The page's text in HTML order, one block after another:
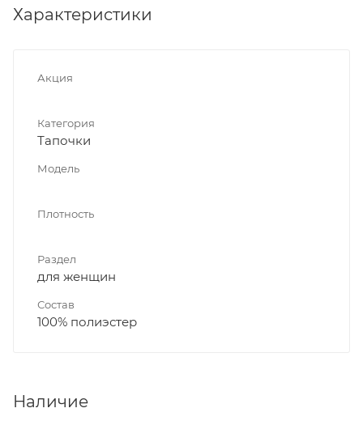
Характеристики
Акция
Категория
Тапочки
Модель
Плотность
Раздел
для женщин
Состав
100% полиэстер
Наличие